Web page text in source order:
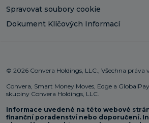
Spravovat soubory cookie
Dokument Klíčových Informací
© 2026 Convera Holdings, LLC., Všechna práva
Convera, Smart Money Moves, Edge a
skupiny Convera Holdings, LLC.
Informace uvedené na této webové
finanční poradenství nebo doporučení.